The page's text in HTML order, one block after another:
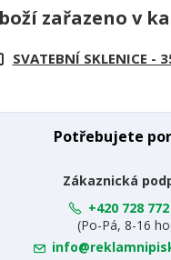
zařazeno v
SVATEBNÍ SKLENICE -
Potřebujete
Zákaznická
+420 728
(Po-Pá, 8-16